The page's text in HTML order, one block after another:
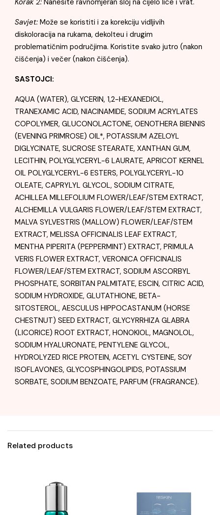
Korak 2: Nanesite ravnomjeran sloj na cijelo lice i vrat.
Savjet: Može se koristiti i za korekciju vidljivih
diskoloracija na rukama, dekolteu i drugim
problematičnim područjima. Koristite svako jutro (nakon
čišćenja) i večer (nakon čišćenja).
SASTOJCI:
AQUA (WATER), GLYCERIN, 1,2-HEXANEDIOL,
TRANEXAMIC ACID, NIACINAMIDE, SODIUM ACRYLATES
COPOLYMER, GLUCONOLACTONE, OENOTHERA BIENNIS
(EVENING PRIMROSE) OIL*, POTASSIUM AZELOYL
DIGLYCINATE, SUCROSE STEARATE, XANTHAN GUM,
LECITHIN, POLYGLYCERYL-6 LAURATE, APRICOT KERNEL
OIL POLYGLYCERYL-6 ESTERS, POLYGLYCERYL-10
OLEATE, CAPRYLYL GLYCOL, SODIUM CITRATE,
ACHILLEA MILLEFOLIUM FLOWER/LEAF/STEM EXTRACT,
ALCHEMILLA VULGARIS FLOWER/LEAF/STEM EXTRACT,
MALVA SYLVESTRIS (MALLOW) FLOWER/LEAF/STEM
EXTRACT, MELISSA OFFICINALIS LEAF EXTRACT,
MENTHA PIPERITA (PEPPERMINT) EXTRACT, PRIMULA
VERIS FLOWER EXTRACT, VERONICA OFFICINALIS
FLOWER/LEAF/STEM EXTRACT, SODIUM ASCORBYL
PHOSPHATE, SORBITAN PALMITATE, ESCIN, CITRIC ACID,
SODIUM HYDROXIDE, GLUTATHIONE, BETA-
SITOSTEROL, AESCULUS HIPPOCASTANUM (HORSE
CHESTNUT) SEED EXTRACT, GLYCYRRHIZA GLABRA
(LICORICE) ROOT EXTRACT, HONOKIOL, MAGNOLOL,
SODIUM HYALURONATE, PENTYLENE GLYCOL,
HYDROLYZED RICE PROTEIN, ACETYL CYSTEINE, SOY
ISOFLAVONES, GLYCOSPHINGOLIPIDS, POTASSIUM
SORBATE, SODIUM BENZOATE, PARFUM (FRAGRANCE).
Related products